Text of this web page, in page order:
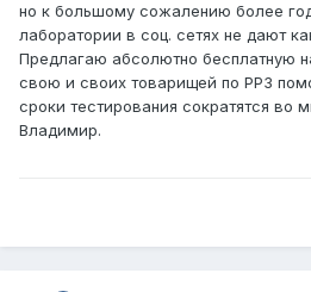
но к большому сожалению более
лаборатории в соц. сетях не дают
Предлагаю абсолютно бесплатную
свою и своих товарищей по РР3
сроки тестирования сократятся во
Владимир.